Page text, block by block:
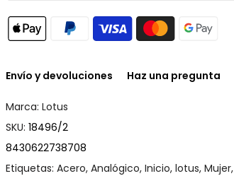
Envío y devoluciones Haz una pregunta
Marca: Lotus
SKU: 18496/2
8430622738708
Etiquetas: Acero, Analógico, Inicio, lotus, Mujer,